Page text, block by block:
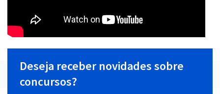
Deseja receber novidades sobre
concursos?